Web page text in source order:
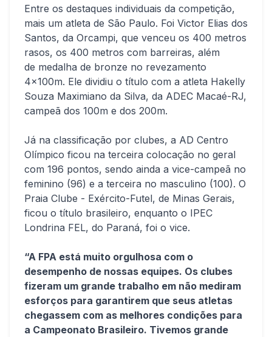
Entre os destaques individuais da competição,
mais um atleta de São Paulo. Foi Victor Elias dos
Santos, da Orcampi, que venceu os 400 metros
rasos, os 400 metros com barreiras, além
de medalha de bronze no revezamento
4x100m. Ele dividiu o título com a atleta Hakelly
Souza Maximiano da Silva, da ADEC Macaé-RJ,
campeã dos 100m e dos 200m.
Já na classificação por clubes, a AD Centro
Olímpico ficou na terceira colocação no geral
com 196 pontos, sendo ainda a vice-campeã no
feminino (96) e a terceira no masculino (100). O
Praia Clube - Exército-Futel, de Minas Gerais,
ficou o título brasileiro, enquanto o IPEC
Londrina FEL, do Paraná, foi o vice.
“A FPA está muito orgulhosa com o
desempenho de nossas equipes. Os clubes
fizeram um grande trabalho em não mediram
esforços para garantirem que seus atletas
chegassem com as melhores condições para
a Campeonato Brasileiro. Tivemos grande